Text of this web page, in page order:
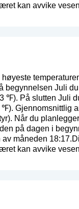
kan avvike
høyeste
Juli
På slutten Juli
Gjennomsnittlig
). Når du
på dagen i
måneden
kan avvike